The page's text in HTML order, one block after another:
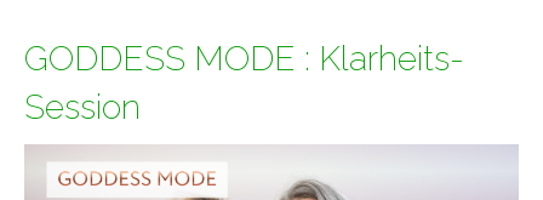
GODDESS MODE : Klarheits-
Session